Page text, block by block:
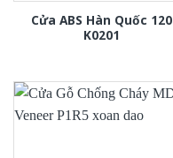
Cửa ABS Hàn Quốc 120
K0201